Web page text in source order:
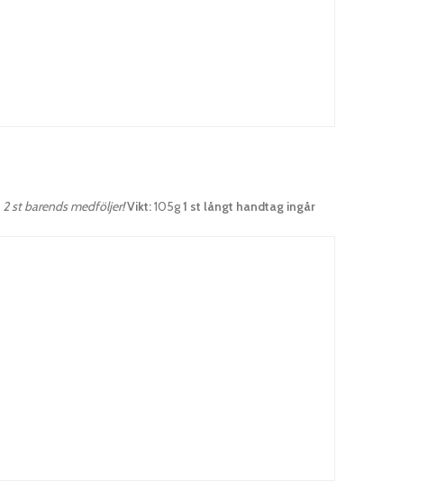
2 st barends medföljer!Vikt:105g1 st långt handtag ingår